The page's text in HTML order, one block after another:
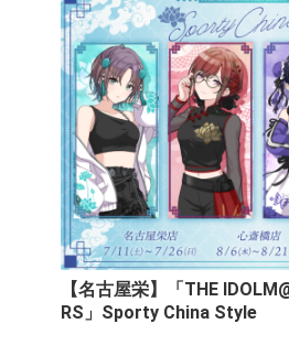
【名古屋栄】「THE
RS」Sporty China Style